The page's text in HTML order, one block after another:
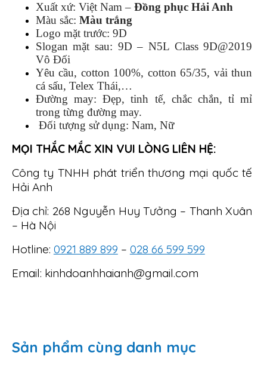
Xuất xứ: Việt Nam – Đồng phục Hải Anh
Màu sắc: Màu trắng
Logo mặt trước: 9D
Slogan mặt sau: 9D – N5L Class 9D@2019
Vô Đối
Yêu cầu, cotton 100%, cotton 65/35, vải thun
cá sấu, Telex Thái,…
Đường may: Đẹp, tinh tế, chắc chắn, tỉ mỉ
trong từng đường may.
Đối tượng sử dụng: Nam, Nữ
MỌI THẮC MẮC XIN VUI LÒNG LIÊN HỆ:
Công ty TNHH phát triển thương mại quốc tế
Hải Anh
Địa chỉ: 268 Nguyễn Huy Tưởng – Thanh Xuân
– Hà Nội
Hotline: 0921 889 899 – 028 66 599 599
Email: kinhdoanhhaianh@gmail.com
Sản phẩm cùng danh mục